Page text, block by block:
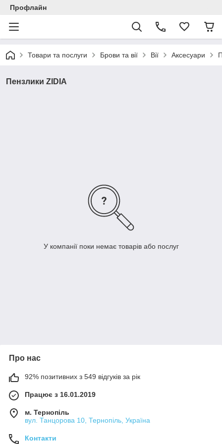
Профлайн
Товари та послуги Брови та вії Вії Аксесуари
Пензлики ZIDIA
У компанії поки немає товарів або послуг
Про нас
92% позитивних з 549 відгуків за рік
Працює з 16.01.2019
м. Тернопіль
вул. Танцорова 10, Тернопіль, Україна
Контакти